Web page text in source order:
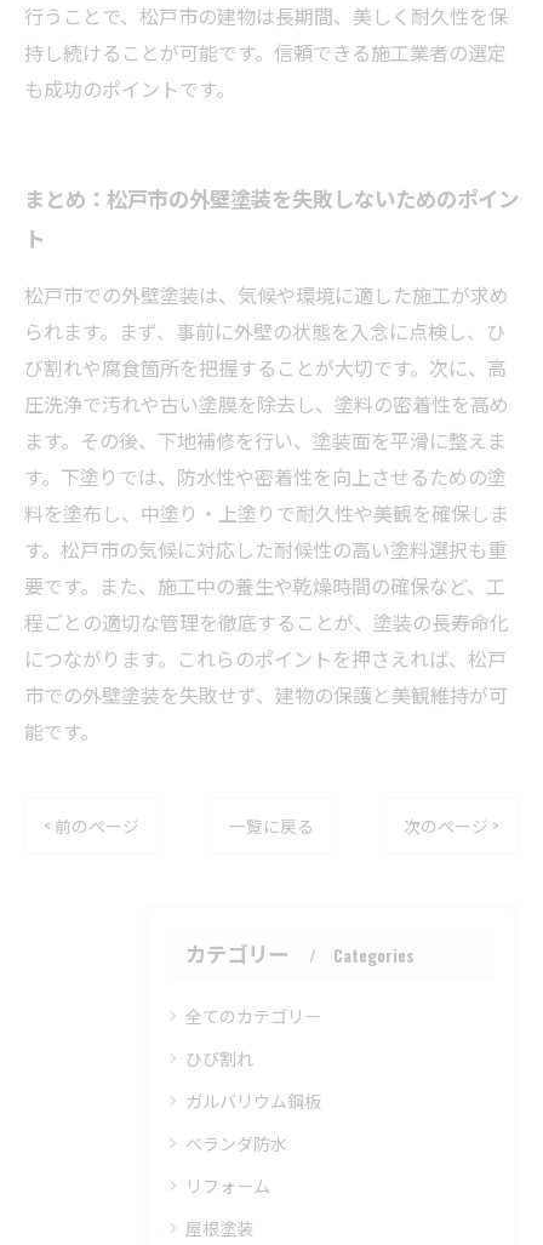
行うことで、松戸市の建物は長期間、美しく耐久性を保
持し続けることが可能です。信頼できる施工業者の選定
も成功のポイントです。
まとめ：松戸市の外壁塗装を失敗しないためのポイン
ト
松戸市での外壁塗装は、気候や環境に適した施工が求め
られます。まず、事前に外壁の状態を入念に点検し、ひ
び割れや腐食箇所を把握することが大切です。次に、高
圧洗浄で汚れや古い塗膜を除去し、塗料の密着性を高め
ます。その後、下地補修を行い、塗装面を平滑に整えま
す。下塗りでは、防水性や密着性を向上させるための塗
料を塗布し、中塗り・上塗りで耐久性や美観を確保しま
す。松戸市の気候に対応した耐候性の高い塗料選択も重
要です。また、施工中の養生や乾燥時間の確保など、工
程ごとの適切な管理を徹底することが、塗装の長寿命化
につながります。これらのポイントを押さえれば、松戸
市での外壁塗装を失敗せず、建物の保護と美観維持が可
能です。
< 前のページ 一覧に戻る 次のページ >
カテゴリー Categories
全てのカテゴリー
ひび割れ
ガルバリウム鋼板
ベランダ防水
リフォーム
屋根塗装